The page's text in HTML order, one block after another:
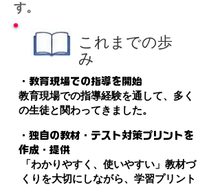
す。
これまでの歩
み
・教育現場での指導を開始
教育現場での指導経験を通して、多く
の生徒と関わってきました。
・独自の教材・テスト対策プリントを
作成・提供
「わかりやすく、使いやすい」教材づ
くりを大切にしながら、学習プリント